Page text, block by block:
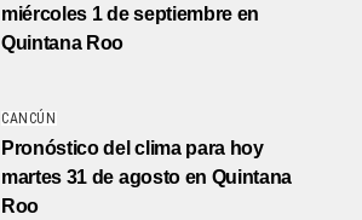
miércoles 1 de septiembre en
Quintana Roo
CANCÚN
Pronóstico del clima para hoy
martes 31 de agosto en Quintana
Roo